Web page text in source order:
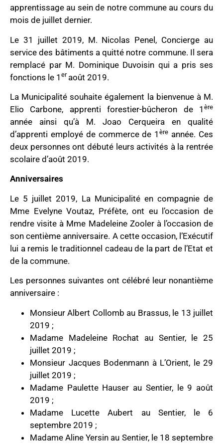
apprentissage au sein de notre commune au cours du
mois de juillet dernier.
Le 31 juillet 2019, M. Nicolas Penel, Concierge au
service des bâtiments a quitté notre commune. Il sera
remplacé par M. Dominique Duvoisin qui a pris ses
fonctions le 1 er août 2019.
La Municipalité souhaite également la bienvenue à M.
Elio Carbone, apprenti forestier-bûcheron de 1 ère
année ainsi qu’à M. Joao Cerqueira en qualité
d’apprenti employé de commerce de 1ère année. Ces
deux personnes ont débuté leurs activités à la rentrée
scolaire d’août 2019.
Anniversaires
Le 5 juillet 2019, La Municipalité en compagnie de
Mme Evelyne Voutaz, Préfète, ont eu l’occasion de
rendre visite à Mme Madeleine Zooler à l’occasion de
son centième anniversaire. A cette occasion, l’Exécutif
lui a remis le traditionnel cadeau de la part de l’Etat et
de la commune.
Les personnes suivantes ont célébré leur nonantième
anniversaire :
Monsieur Albert Collomb au Brassus, le 13 juillet
2019 ;
Madame Madeleine Rochat au Sentier, le 25
juillet 2019 ;
Monsieur Jacques Bodenmann à L’Orient, le 29
juillet 2019 ;
Madame Paulette Hauser au Sentier, le 9 août
2019 ;
Madame Lucette Aubert au Sentier, le 6
septembre 2019 ;
Madame Aline Yersin au Sentier, le 18 septembre